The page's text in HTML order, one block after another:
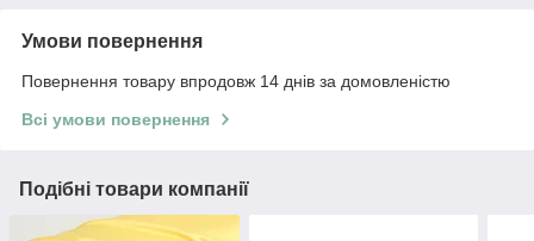
Умови повернення
Повернення товару впродовж 14 днів за домовленістю
Всі умови повернення
Подібні товари компанії